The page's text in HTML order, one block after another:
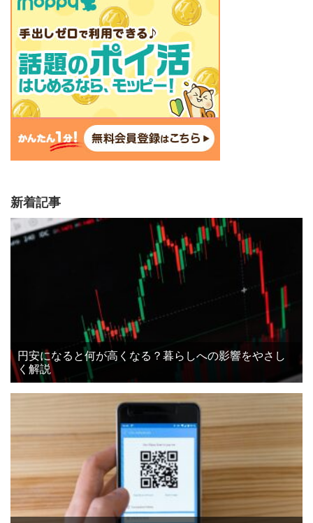
新着記事
円安になると何が高くなる？暮らしへの影響をやさし
く解説